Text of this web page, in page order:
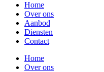
Home
Over ons
Aanbod
Diensten
Contact
Home
Over ons